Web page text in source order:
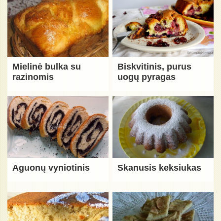
Mielinė bulka su
razinomis
Biskvitinis, purus
uogų pyragas
Aguonų vyniotinis Skanusis keksiukas